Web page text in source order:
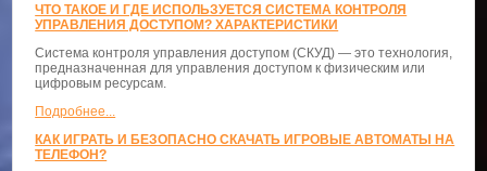
ЧТО ТАКОЕ И ГДЕ ИСПОЛЬЗУЕТСЯ СИСТЕМА КОНТРОЛЯ
УПРАВЛЕНИЯ ДОСТУПОМ? ХАРАКТЕРИСТИКИ
Система контроля управления доступом (СКУД) — это технология,
предназначенная для управления доступом к физическим или
цифровым ресурсам.
Подробнее...
КАК ИГРАТЬ И БЕЗОПАСНО СКАЧАТЬ ИГРОВЫЕ АВТОМАТЫ НА
ТЕЛЕФОН?